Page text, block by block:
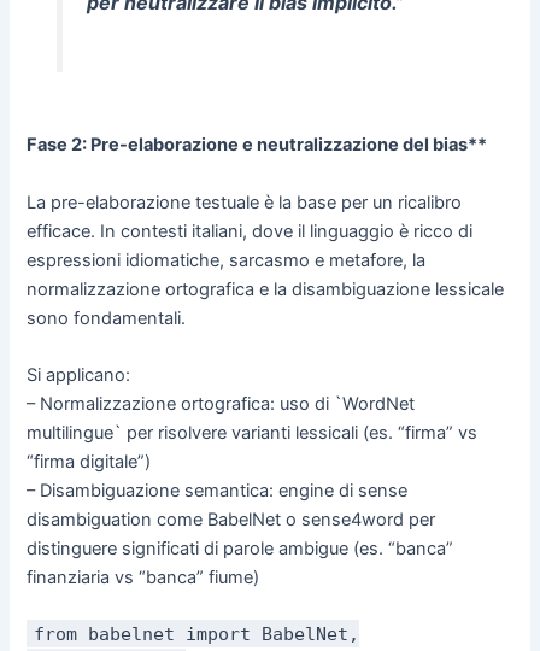
Fase 2: Pre-elaborazione e neutralizzazione del bias**
La pre-elaborazione testuale è la base per un ricalibro
efficace. In contesti italiani, dove il linguaggio è ricco di
espressioni idiomatiche, sarcasmo e metafore, la
normalizzazione ortografica e la disambiguazione lessicale
sono fondamentali.
Si applicano:
– Normalizzazione ortografica: uso di `WordNet
multilingue` per risolvere varianti lessicali (es. “firma” vs
“firma digitale”)
– Disambiguazione semantica: engine di sense
disambiguation come BabelNet o sense4word per
distinguere significati di parole ambigue (es. “banca”
finanziaria vs “banca” fiume)
from babelnet import BabelNet,